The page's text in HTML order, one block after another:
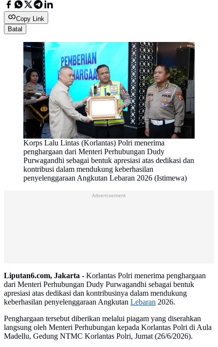
Copy Link
Batal
Korps Lalu Lintas (Korlantas) Polri menerima
penghargaan dari Menteri Perhubungan Dudy
Purwagandhi sebagai bentuk apresiasi atas dedikasi dan
kontribusi dalam mendukung keberhasilan
penyelenggaraan Angkutan Lebaran 2026 (Istimewa)
Advertisement
Liputan6.com, Jakarta - Korlantas Polri menerima penghargaan
dari Menteri Perhubungan Dudy Purwagandhi sebagai bentuk
apresiasi atas dedikasi dan kontribusinya dalam mendukung
keberhasilan penyelenggaraan Angkutan Lebaran 2026.
Penghargaan tersebut diberikan melalui piagam yang diserahkan
langsung oleh Menteri Perhubungan kepada Korlantas Polri di Aula
Madellu, Gedung NTMC Korlantas Polri, Jumat (26/6/2026).